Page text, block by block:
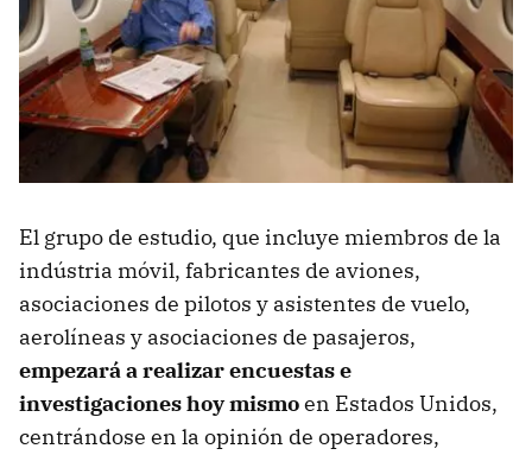
El grupo de estudio, que incluye miembros de la
indústria móvil, fabricantes de aviones,
asociaciones de pilotos y asistentes de vuelo,
aerolíneas y asociaciones de pasajeros,
empezará a realizar encuestas e
investigaciones hoy mismoen Estados Unidos,
centrándose en la opinión de operadores,